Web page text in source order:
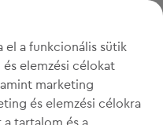
el a funkcionális sütik
és elemzési célokat
marketing
és elemzési célokra